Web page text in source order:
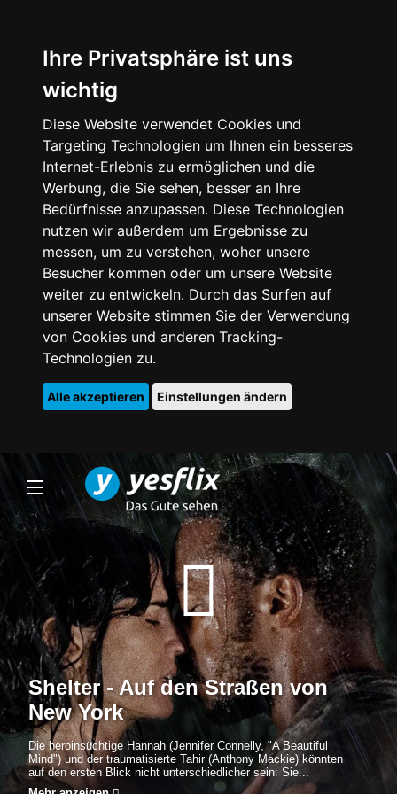
Ihre Privatsphäre ist uns
wichtig
Diese Website verwendet Cookies und
Targeting Technologien um Ihnen ein besseres
Internet-Erlebnis zu ermöglichen und die
Werbung, die Sie sehen, besser an Ihre
Bedürfnisse anzupassen. Diese Technologien
nutzen wir außerdem um Ergebnisse zu
messen, um zu verstehen, woher unsere
Besucher kommen oder um unsere Website
weiter zu entwickeln. Durch das Surfen auf
unserer Website stimmen Sie der Verwendung
von Cookies und anderen Tracking-
Technologien zu.
Alle akzeptieren Einstellungen ändern
Shelter - Auf den Straßen von
New York
Die heroinsüchtige Hannah (Jennifer Connelly, "A Beautiful
Mind") und der traumatisierte Tahir (Anthony Mackie) könnten
auf den ersten Blick nicht unterschiedlicher sein: Sie...